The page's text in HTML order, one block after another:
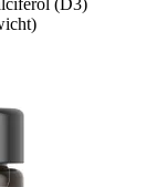
(D3)